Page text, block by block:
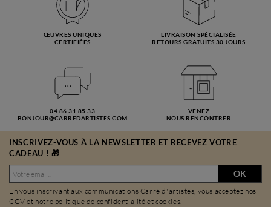
ŒUVRES UNIQUES
CERTIFIÉES
LIVRAISON SPÉCIALISÉE
RETOURS GRATUITS 30 JOURS
04 86 31 85 33
BONJOUR@CARREDARTISTES.COM
VENEZ
NOUS RENCONTRER
INSCRIVEZ-VOUS À LA NEWSLETTER ET RECEVEZ VOTRE
CADEAU ! 🎁
OK
En vous inscrivant aux communications Carré d'artistes, vous acceptez nos
CGV et notre politique de confidentialité et cookies.